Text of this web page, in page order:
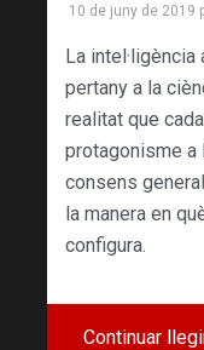
10 de juny de 2019
La
pertany a la
realitat que
protagonisme a
consens
la manera en
configura.
Continuar